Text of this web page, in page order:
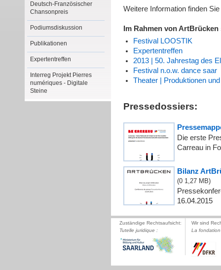
Deutsch-Französischer
Chansonpreis
Podiumsdiskussion
Publikationen
Expertentreffen
Interreg Projekt Pierres
numériques - Digitale
Steine
Weitere Information finden
Im Rahmen von
Festival LOOSTIK
Expertentreffen
2013 | 50. Jahrestag des
Festival n.o.w. dance saar
Theater | Produktionen
Pressedossiers:
Die erste
Carreau in
Bilanz
(0 1,27 MB)
16.04.2015
Zuständige Rechtsaufsicht:
Tutelle juridique :
Wir sind
La